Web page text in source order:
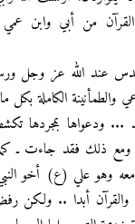
من أبي وابن عمي
عند الله عز وجل
والطمأنينة الكاملة
... ودعواها بمجردها
ذلك فقد جاءت ـ
وهو علي (ع) أخو
والقرآن أبدا .. ولكن